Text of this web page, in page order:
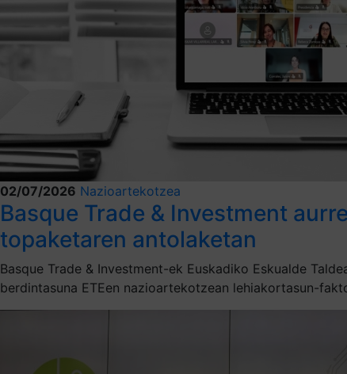
02/07/2026 Nazioartekotzea
Basque Trade & Investment
topaketaren antolaketan
Basque Trade & Investment-ek Euskadiko Eskualde
berdintasuna ETEen nazioartekotzean lehiakortasun-